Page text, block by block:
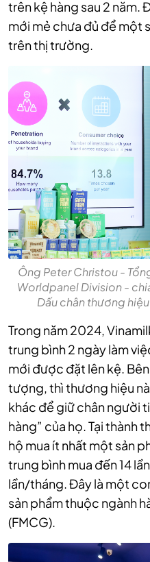
trên kệ hàng sau 2 năm.
mới mẻ chưa đủ để một
trên thị trường.
Ông Peter Christou -
Worldpanel Division -
Dấu chân thương
Trong năm 2024,
trung bình 2 ngày làm
mới được đặt lên kệ.
tượng, thì thương hiệu
khác để giữ chân người
hàng” của họ. Tại thành
hộ mua ít nhất một sản
trung bình mua đến 14
lần/tháng. Đây là một
sản phẩm thuộc ngành
(FMCG).